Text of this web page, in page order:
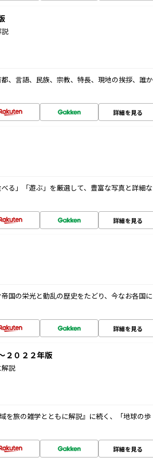
、言語、民族、宗教、特長、現地の挨拶、誰か
詳細を見る
る」「遊ぶ」を厳選して、豊富な写真と詳細な
詳細を見る
国の栄光と動乱の歴史をたどり、今なお各国に
詳細を見る
２０２２年版
説
を旅の雑学とともに解説』に続く、「地球の歩
詳細を見る